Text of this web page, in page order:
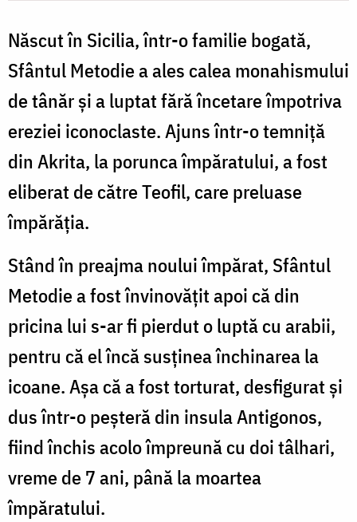
Născut în Sicilia, într-o familie bogată,
Sfântul Metodie a ales calea monahismului
de tânăr și a luptat fără încetare împotriva
ereziei iconoclaste. Ajuns într-o temniță
din Akrita, la porunca împăratului, a fost
eliberat de către Teofil, care preluase
împărăția.
Stând în preajma noului împărat, Sfântul
Metodie a fost învinovățit apoi că din
pricina lui s-ar fi pierdut o luptă cu arabii,
pentru că el încă susținea închinarea la
icoane. Așa că a fost torturat, desfigurat și
dus într-o peșteră din insula Antigonos,
fiind închis acolo împreună cu doi tâlhari,
vreme de 7 ani, până la moartea
împăratului.